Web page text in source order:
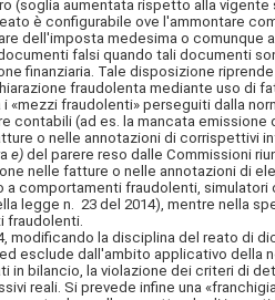
(soglia aumentata rispetto alla
è configurabile ove l'ammontare
dell'imposta medesima o comunque
falsi quando tali documenti
finanziaria. Tale disposizione
fraudolenta mediante uso di
«mezzi fraudolenti» perseguiti dalla
contabili (ad es. la mancata
o nelle annotazioni di corrispettivi
e) del parere reso dalle Commissioni
nelle fatture o nelle annotazioni di
a comportamenti fraudolenti,
legge n. 23 del 2014), mentre nella
fraudolenti.
la disciplina del reato di
esclude dall'ambito applicativo della
in bilancio, la violazione dei criteri di
reali. Si prevede infine una